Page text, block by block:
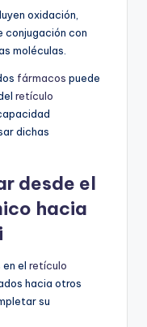
oxidación,
conjugación con
moléculas.
fármacos puede
retículo
dichas
desde el
hacia
el retículo
hacia otros
su